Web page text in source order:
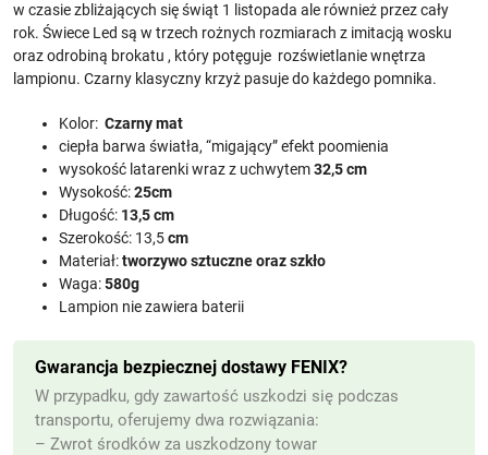
w czasie zbliżających się świąt 1 listopada ale również przez cały
rok. Świece Led są w trzech rożnych rozmiarach z imitacją wosku
oraz odrobiną brokatu , który potęguje rozświetlanie wnętrza
lampionu. Czarny klasyczny krzyż pasuje do każdego pomnika.
Kolor: Czarny mat
ciepła barwa światła, “migający” efekt poomienia
wysokość latarenki wraz z uchwytem32,5 cm
Wysokość:25cm
Długość: 13,5 cm
Szerokość: 13,5cm
Materiał:tworzywo sztuczne oraz szkło
Waga:580g
Lampion nie zawiera baterii
Gwarancja bezpiecznej dostawy FENIX?
W przypadku, gdy zawartość uszkodzi się podczas
transportu, oferujemy dwa rozwiązania:
– Zwrot środków za uszkodzony towar